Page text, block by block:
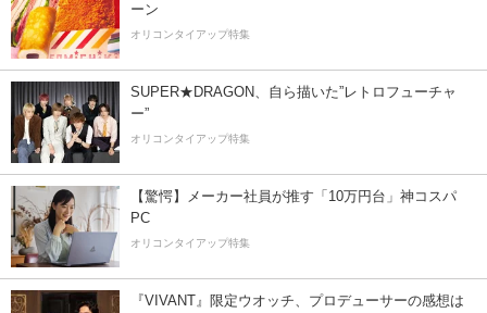
ーン
オリコンタイアップ特集
SUPER★DRAGON、自ら描いた”レトロフューチャ
ー”
オリコンタイアップ特集
【驚愕】メーカー社員が推す「10万円台」神コスパ
PC
オリコンタイアップ特集
『VIVANT』限定ウオッチ、プロデューサーの感想は